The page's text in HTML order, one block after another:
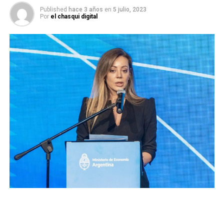
Published hace 3 años en 5 julio, 2023
Por el chasqui digital